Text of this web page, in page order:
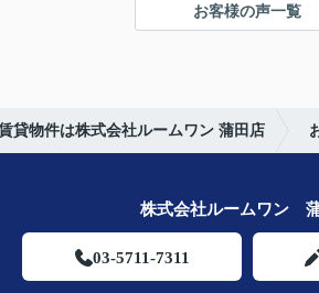
お客様の声一覧
貸物件は株式会社ルームワン 蒲田店
株式会社ルームワン
03-5711-7311